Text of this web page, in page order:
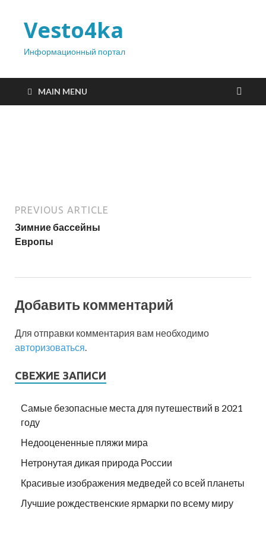
Vesto4ka
Информационный портал
MAIN MENU
PREVIOUS ARTICLE
Зимние бассейны
Европы
Добавить комментарий
Для отправки комментария вам необходимо
авторизоваться
СВЕЖИЕ ЗАПИСИ
Самые безопасные места для путешествий в 2021
году
Недооцененные пляжи мира
Нетронутая дикая природа России
Красивые изображения медведей со всей планеты
Лучшие рождественские ярмарки по всему миру